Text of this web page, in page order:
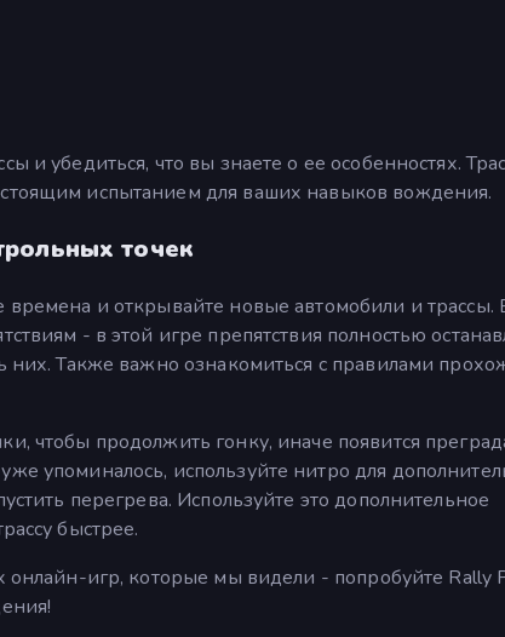
и убедиться, что вы знаете о ее особенностях.
испытанием для ваших навыков вождения.
точек
и открывайте новые автомобили и трассы.
- в этой игре препятствия полностью
Также важно ознакомиться с правилами
чтобы продолжить гонку, иначе появится
упоминалось, используйте нитро для
перегрева. Используйте это дополнительное
быстрее.
онлайн-игр, которые мы видели - попробуйте Rally